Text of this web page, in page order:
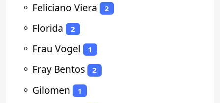
⚬ Feliciano Viera 2
⚬ Florida 2
⚬ Frau Vogel 1
⚬ Fray Bentos 2
⚬ Gilomen 1